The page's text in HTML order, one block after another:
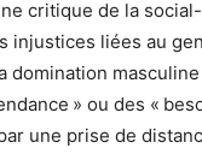
critique de la social-
injustices liées au
» ou des «
une prise de